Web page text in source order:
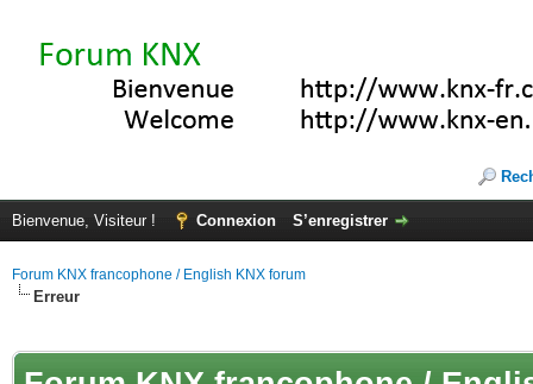
Bienvenue, Visiteur ! Connexion S’enregistrer
Forum KNX francophone / English KNX forum
Erreur